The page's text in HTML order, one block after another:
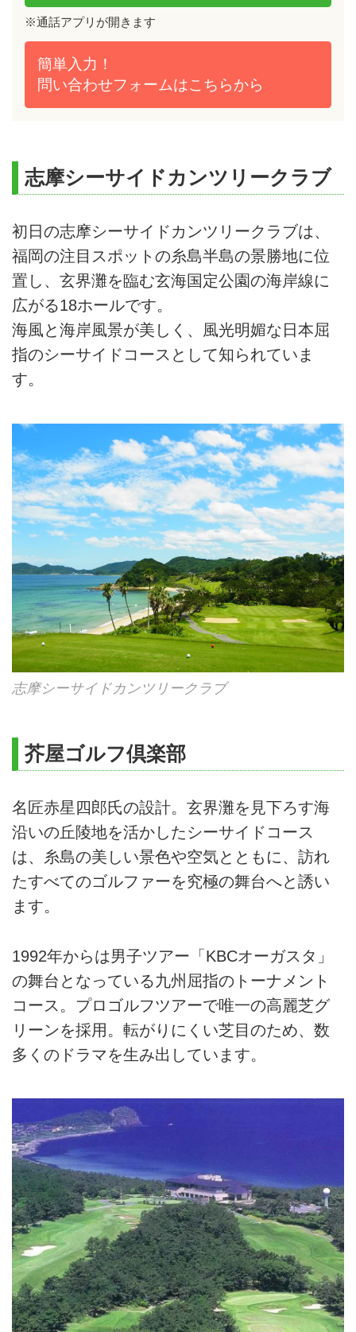
簡単入力！
問い合わせフォームはこちらから
※通話アプリが開きます
志摩シーサイドカンツリークラブ
初日の志摩シーサイドカンツリークラブは、
福岡の注目スポットの糸島半島の景勝地に位
置し、玄界灘を臨む玄海国定公園の海岸線に
広がる18ホールです。
海風と海岸風景が美しく、風光明媚な日本屈
指のシーサイドコースとして知られていま
す。
志摩シーサイドカンツリークラブ
芥屋ゴルフ倶楽部
名匠赤星四郎氏の設計。玄界灘を見下ろす海
沿いの丘陵地を活かしたシーサイドコース
は、糸島の美しい景色や空気とともに、訪れ
たすべてのゴルファーを究極の舞台へと誘い
ます。
1992年からは男子ツアー「KBCオーガスタ」
の舞台となっている九州屈指のトーナメント
コース。プロゴルフツアーで唯一の高麗芝グ
リーンを採用。転がりにくい芝目のため、数
多くのドラマを生み出しています。